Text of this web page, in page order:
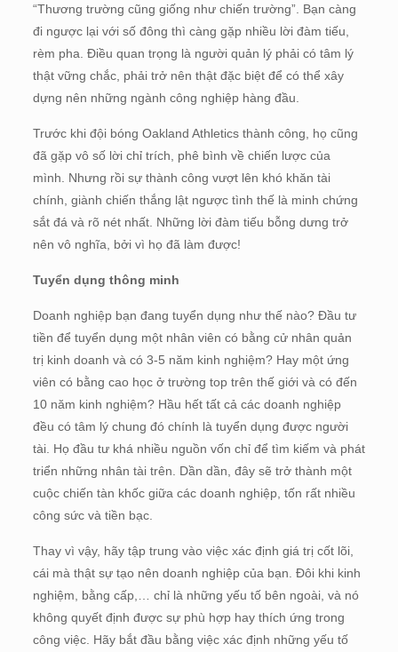
“Thương trường cũng giống như chiến trường”. Bạn càng
đi ngược lại với số đông thì càng gặp nhiều lời đàm tiếu,
rèm pha. Điều quan trọng là người quản lý phải có tâm lý
thật vững chắc, phải trở nên thật đặc biệt để có thể xây
dựng nên những ngành công nghiệp hàng đầu.
Trước khi đội bóng Oakland Athletics thành công, họ cũng
đã gặp vô số lời chỉ trích, phê bình về chiến lược của
mình. Nhưng rồi sự thành công vượt lên khó khăn tài
chính, giành chiến thắng lật ngược tình thế là minh chứng
sắt đá và rõ nét nhất. Những lời đàm tiếu bỗng dưng trở
nên vô nghĩa, bởi vì họ đã làm được!
Tuyển dụng thông minh
Doanh nghiệp bạn đang tuyển dụng như thế nào? Đầu tư
tiền để tuyển dụng một nhân viên có bằng cử nhân quản
trị kinh doanh và có 3-5 năm kinh nghiệm? Hay một ứng
viên có bằng cao học ở trường top trên thế giới và có đến
10 năm kinh nghiệm? Hầu hết tất cả các doanh nghiệp
đều có tâm lý chung đó chính là tuyển dụng được người
tài. Họ đầu tư khá nhiều nguồn vốn chỉ để tìm kiếm và phát
triển những nhân tài trên. Dần dần, đây sẽ trở thành một
cuộc chiến tàn khốc giữa các doanh nghiệp, tốn rất nhiều
công sức và tiền bạc.
Thay vì vậy, hãy tập trung vào việc xác định giá trị cốt lõi,
cái mà thật sự tạo nên doanh nghiệp của bạn. Đôi khi kinh
nghiệm, bằng cấp,… chỉ là những yếu tố bên ngoài, và nó
không quyết định được sự phù hợp hay thích ứng trong
công việc. Hãy bắt đầu bằng việc xác định những yếu tố